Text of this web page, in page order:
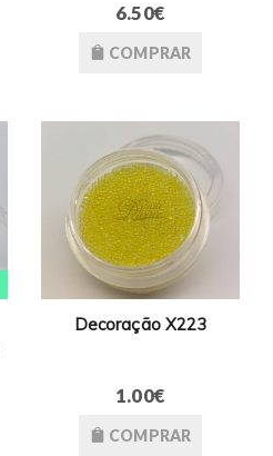
6.50€
COMPRAR
Decoração X223
1.00€
COMPRAR